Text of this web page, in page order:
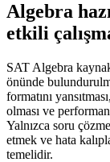
Algebra
etkili
SAT Algebra
önünde
formatını
olması ve
Yalnızca soru
etmek ve hata
temelidir.